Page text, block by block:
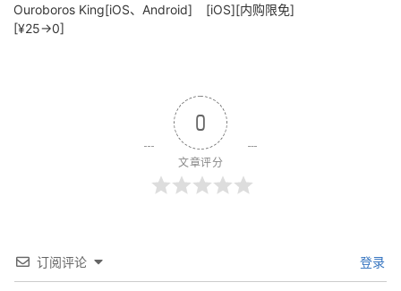
Ouroboros King[iOS、Android]
[¥25→0]
[iOS][内购限免]
0
文章评分
订阅评论 登录